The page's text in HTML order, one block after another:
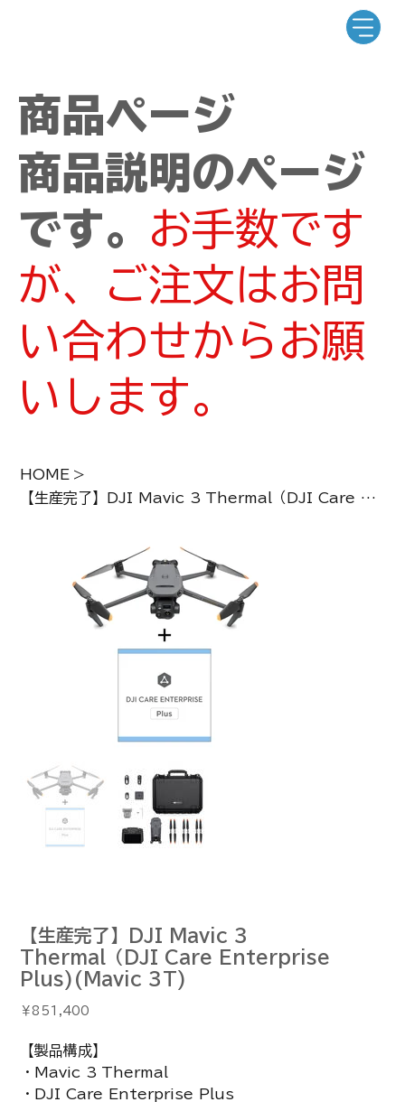
商品ページ
商品説明のページ
です。 お手数です
が、ご注文はお問
い合わせからお願
いします。
HOME >
【生産完了】DJI Mavic 3 Thermal（DJI Care Enterprise Plus)(Mavic 3T)
【生産完了】DJI Mavic 3
Thermal（DJI Care Enterprise
Plus)(Mavic 3T)
価
格
￥851,400
【製品構成】
・Mavic 3 Thermal
・DJI Care Enterprise Plus